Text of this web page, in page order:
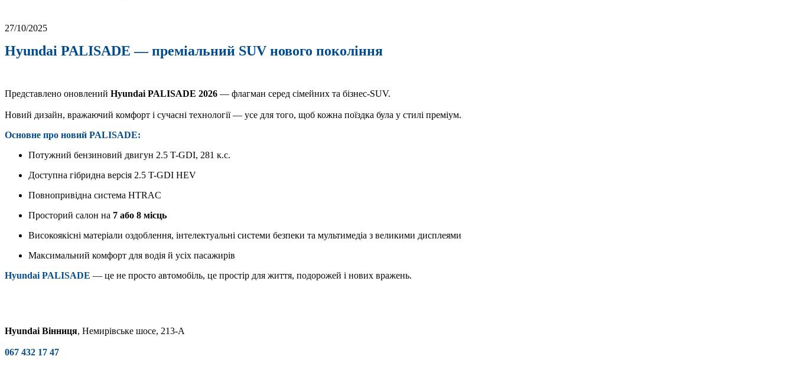
27/10/2025
Hyundai PALISADE — преміальний SUV нового покоління
Представлено оновлений Hyundai PALISADE 2026 — флагман серед сімейних та бізнес-SUV.
Новий дизайн, вражаючий комфорт і сучасні технології — усе для того, щоб кожна поїздка була у стилі преміум.
Основне про новий PALISADE:
Потужний бензиновий двигун 2.5 T-GDI, 281 к.с.
Доступна гібридна версія 2.5 T-GDI HEV
Повнопривідна система HTRAC
Просторий салон на 7 або 8 місць
Високоякісні матеріали оздоблення, інтелектуальні системи безпеки та мультимедіа з великими дисплеями
Максимальний комфорт для водія й усіх пасажирів
Hyundai PALISADE — це не просто автомобіль, це простір для життя, подорожей і нових вражень.
Hyundai Вінниця, Немирівське шосе, 213-А
067 432 17 47